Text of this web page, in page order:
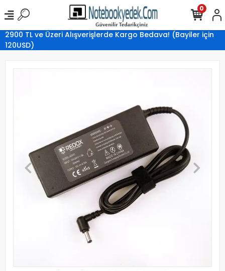
2900 TL ve Üzeri Alışverişlerde Kargo Bedava! (Bayiler için
120USD)
0